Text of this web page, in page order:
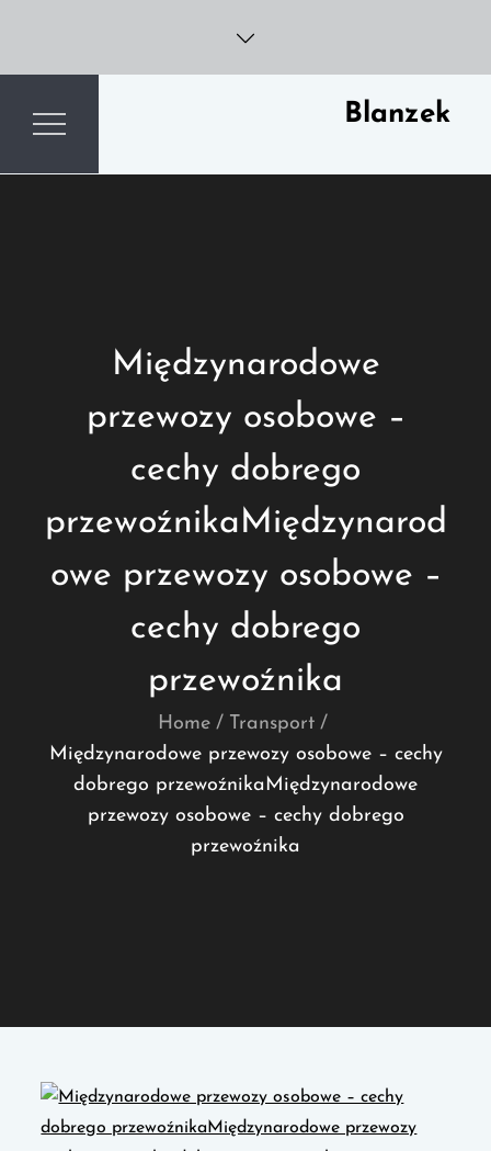
content
Blanzek
Międzynarodowe
przewozy osobowe –
cechy dobrego
przewoźnikaMiędzynarod
owe przewozy osobowe –
cechy dobrego
przewoźnika
Home
Transport
Międzynarodowe przewozy osobowe – cechy
dobrego przewoźnikaMiędzynarodowe
przewozy osobowe – cechy dobrego
przewoźnika